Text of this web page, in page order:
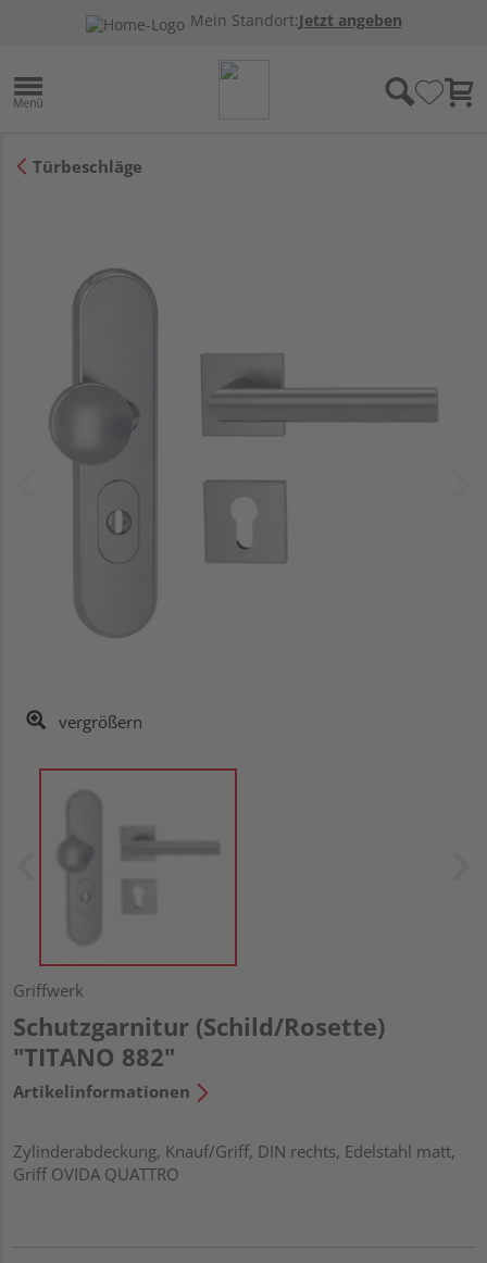
Mein Standort:Jetzt angeben
Türbeschläge
vergrößern
Griffwerk
Schutzgarnitur (Schild/Rosette)
"TITANO 882"
Artikelinformationen
Zylinderabdeckung, Knauf/Griff, DIN rechts, Edelstahl matt,
Griff OVIDA QUATTRO